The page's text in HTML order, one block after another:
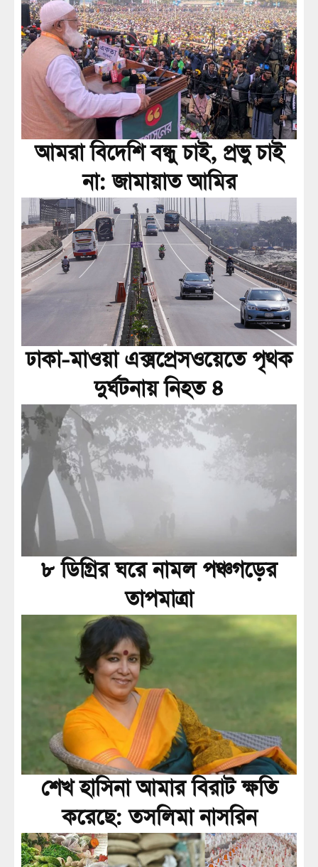
আমরা বিদেশি বন্ধু চাই, প্রভু চাই
না: জামায়াত আমির
ঢাকা-মাওয়া এক্সপ্রেসওয়েতে পৃথক
দুর্ঘটনায় নিহত ৪
৮ ডিগ্রির ঘরে নামল পঞ্চগড়ের
তাপমাত্রা
শেখ হাসিনা আমার বিরাট ক্ষতি
করেছে: তসলিমা নাসরিন